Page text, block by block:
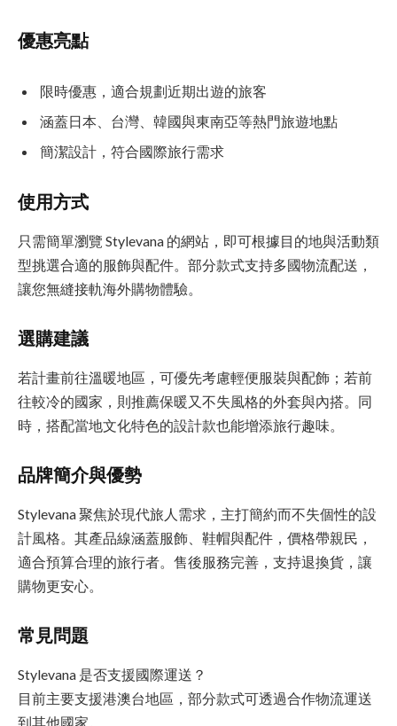
優惠亮點
限時優惠，適合規劃近期出遊的旅客
涵蓋日本、台灣、韓國與東南亞等熱門旅遊地點
簡潔設計，符合國際旅行需求
使用方式
只需簡單瀏覽 Stylevana 的網站，即可根據目的地與活動類
型挑選合適的服飾與配件。部分款式支持多國物流配送，
讓您無縫接軌海外購物體驗。
選購建議
若計畫前往溫暖地區，可優先考慮輕便服裝與配飾；若前
往較冷的國家，則推薦保暖又不失風格的外套與內搭。同
時，搭配當地文化特色的設計款也能增添旅行趣味。
品牌簡介與優勢
Stylevana 聚焦於現代旅人需求，主打簡約而不失個性的設
計風格。其產品線涵蓋服飾、鞋帽與配件，價格帶親民，
適合預算合理的旅行者。售後服務完善，支持退換貨，讓
購物更安心。
常見問題
Stylevana 是否支援國際運送？
目前主要支援港澳台地區，部分款式可透過合作物流運送
到其他國家。